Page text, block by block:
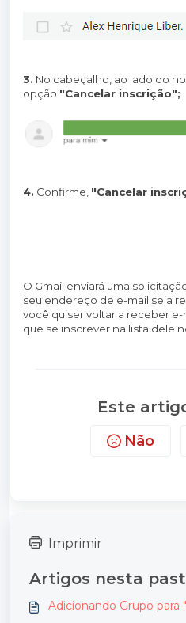
3. No cabeçalho, ao lado do
opção "Cancelar inscrição";
4. Confirme, "Cancelar
O Gmail enviará uma
seu endereço de e-mail seja
você quiser voltar a receber
que se inscrever na lista dele
Este
Não
Imprimir
Artigos nesta
Adicionando Grupo para